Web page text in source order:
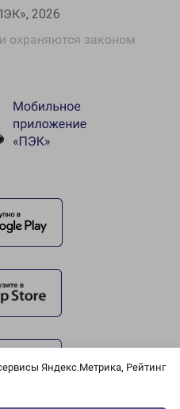
Яндекс.Метрика, Рейтинг
2026
охраняются законом